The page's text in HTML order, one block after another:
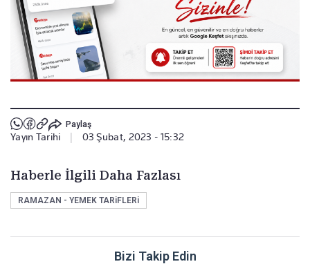
Paylaş
Yayın Tarihi 03 Şubat, 2023 - 15:32
Haberle İlgili Daha Fazlası
RAMAZAN - YEMEK TARiFLERi
Bizi Takip Edin